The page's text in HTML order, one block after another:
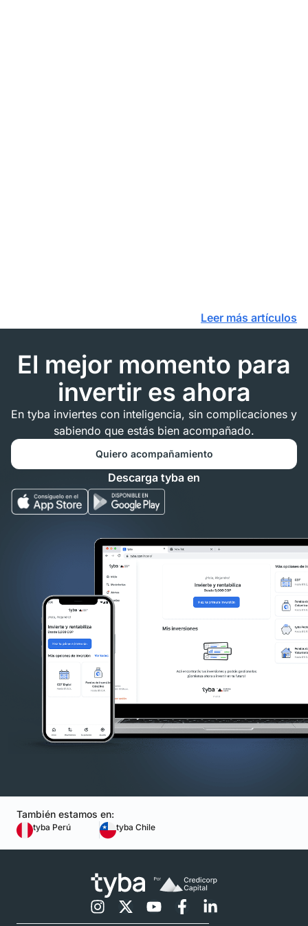
Leer más artículos
El mejor momento para
invertir es ahora
En tyba inviertes con inteligencia, sin complicaciones y
sabiendo que estás bien acompañado.
Quiero acompañamiento
Descarga tyba en
También estamos en:
tyba Perú tyba Chile